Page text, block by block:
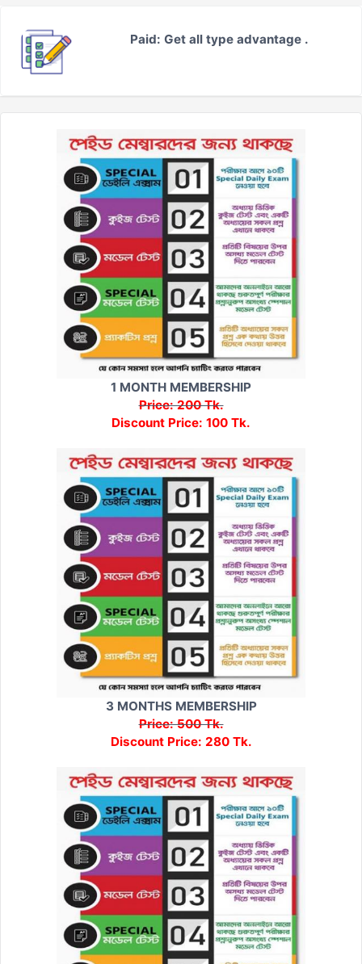
Paid: Get all type advantage .
1 MONTH MEMBERSHIP
Price: 200 Tk.
Discount Price: 100 Tk.
3 MONTHS MEMBERSHIP
Price: 500 Tk.
Discount Price: 280 Tk.